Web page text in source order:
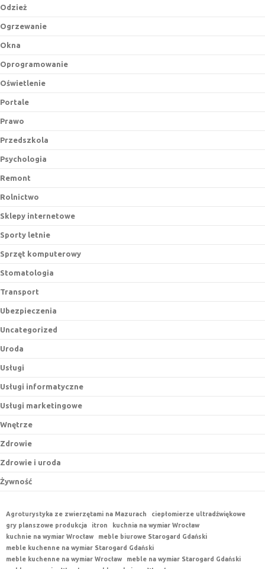
Odzież
Ogrzewanie
Okna
Oprogramowanie
Oświetlenie
Portale
Prawo
Przedszkola
Psychologia
Remont
Rolnictwo
Sklepy internetowe
Sporty letnie
Sprzęt komputerowy
Stomatologia
Transport
Ubezpieczenia
Uncategorized
Uroda
Usługi
Usługi informatyczne
Usługi marketingowe
Wnętrze
Zdrowie
Zdrowie i uroda
Żywność
Agroturystyka ze zwierzętami na Mazurach
ciepłomierze ultradźwiękowe
gry planszowe produkcja
itron
kuchnia na wymiar Wrocław
kuchnie na wymiar Wrocław
meble biurowe Starogard Gdański
meble kuchenne na wymiar Starogard Gdański
meble kuchenne na wymiar Wrocław
meble na wymiar Starogard Gdański